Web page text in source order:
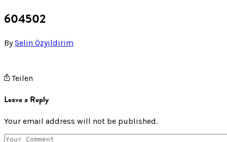
604502
BySelin Özyildirim
Teilen
Leave a Reply
Your email address will not be published.